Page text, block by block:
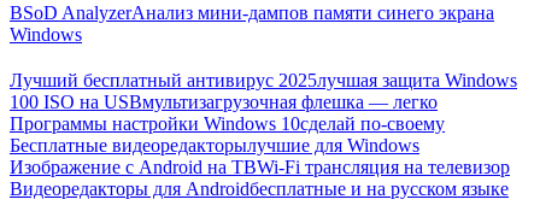
BSoD AnalyzerАнализ мини-дампов памяти синего экрана
Windows
Лучший бесплатный антивирус 2025лучшая защита Windows
100 ISO на USBмультизагрузочная флешка — легко
Программы настройки Windows 10сделай по-своему
Бесплатные видеоредакторылучшие для Windows
Изображение с Android на ТВWi-Fi трансляция на телевизор
Видеоредакторы для Androidбесплатные и на русском языке